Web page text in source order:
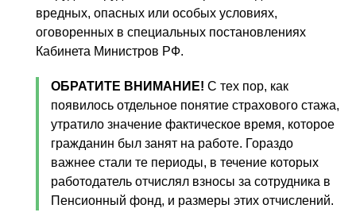
вредных, опасных или особых условиях,
оговоренных в специальных постановлениях
Кабинета Министров РФ.
ОБРАТИТЕ ВНИМАНИЕ! С тех пор, как
появилось отдельное понятие страхового стажа,
утратило значение фактическое время, которое
гражданин был занят на работе. Гораздо
важнее стали те периоды, в течение которых
работодатель отчислял взносы за сотрудника в
Пенсионный фонд, и размеры этих отчислений.